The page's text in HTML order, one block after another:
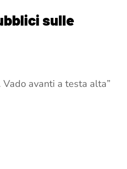
sulle
avanti a testa alta”